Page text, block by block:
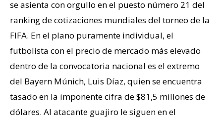
se asienta con orgullo en el puesto número 21 del
ranking de cotizaciones mundiales del torneo de la
FIFA. En el plano puramente individual, el
futbolista con el precio de mercado más elevado
dentro de la convocatoria nacional es el extremo
del Bayern Múnich, Luis Díaz, quien se encuentra
tasado en la imponente cifra de $81,5 millones de
dólares. Al atacante guajiro le siguen en el